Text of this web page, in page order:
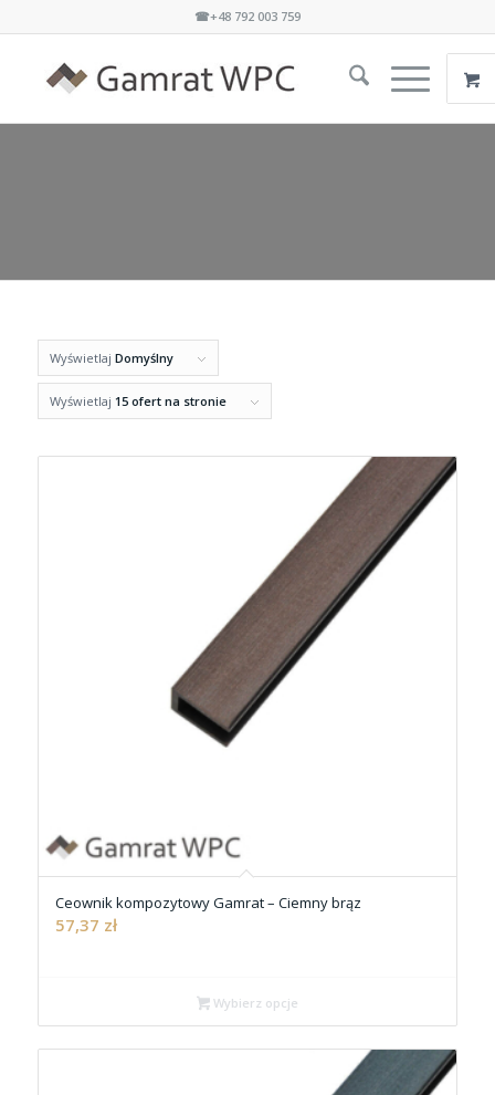
☎+48 792 003 759
Wyświetlaj Domyślny
Wyświetlaj 15 ofert na stronie
Ceownik kompozytowy Gamrat – Ciemny brąz
57,37 zł
Wybierz opcje